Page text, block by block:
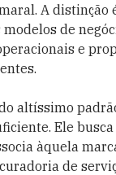
A distinção
de
e
altíssimo
Ele
àquela
de